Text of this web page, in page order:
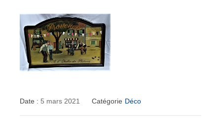
Date : 5 mars 2021 Catégorie Déco